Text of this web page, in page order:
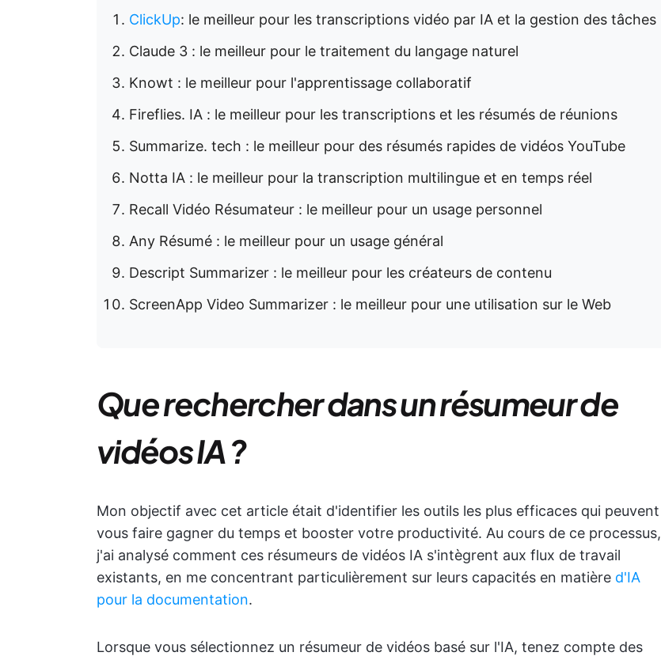
ClickUp: le meilleur pour les transcriptions vidéo par IA et la gestion des tâches
Claude 3 : le meilleur pour le traitement du langage naturel
Knowt : le meilleur pour l'apprentissage collaboratif
Fireflies. IA : le meilleur pour les transcriptions et les résumés de réunions
Summarize. tech : le meilleur pour des résumés rapides de vidéos YouTube
Notta IA : le meilleur pour la transcription multilingue et en temps réel
Recall Vidéo Résumateur : le meilleur pour un usage personnel
Any Résumé : le meilleur pour un usage général
Descript Summarizer : le meilleur pour les créateurs de contenu
ScreenApp Video Summarizer : le meilleur pour une utilisation sur le Web
Que rechercher dans un résumeur de
vidéos IA ?
Mon objectif avec cet article était d'identifier les outils les plus efficaces qui peuvent
vous faire gagner du temps et booster votre productivité. Au cours de ce processus,
j'ai analysé comment ces résumeurs de vidéos IA s'intègrent aux flux de travail
existants, en me concentrant particulièrement sur leurs capacités en matière d'IA
pour la documentation.
Lorsque vous sélectionnez un résumeur de vidéos basé sur l'IA, tenez compte des